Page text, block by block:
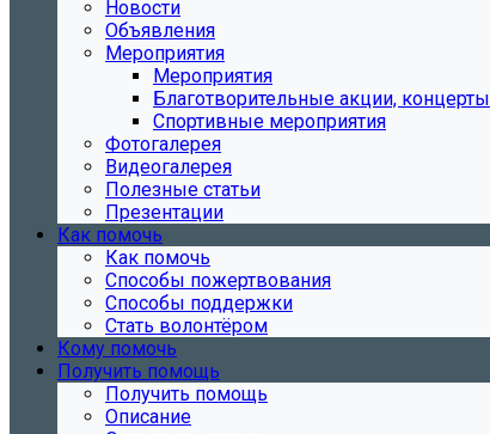
Новости
Объявления
Мероприятия
Мероприятия
Благотворительные акции, концерты
Спортивные мероприятия
Фотогалерея
Видеогалерея
Полезные статьи
Презентации
Как помочь
Как помочь
Способы пожертвования
Способы поддержки
Стать волонтёром
Кому помочь
Получить помощь
Получить помощь
Описание